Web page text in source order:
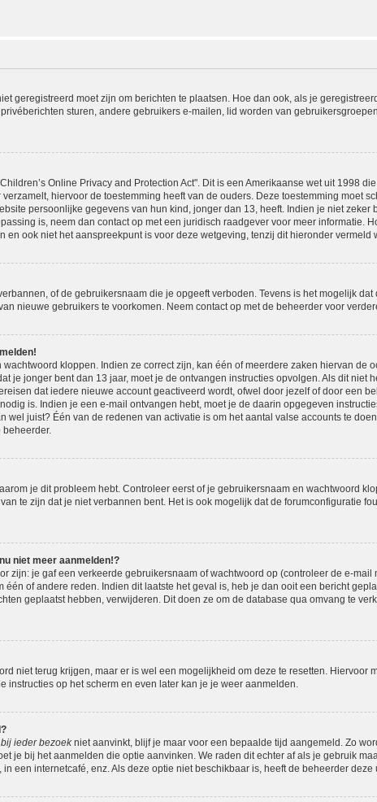
geregistreerd moet zijn om berichten te plaatsen. Hoe dan ook, als je
sturen, andere gebruikers e-mailen, lid worden van
Online Privacy and Protection Act". Dit is een Amerikaanse wet uit 1998
hiervoor de toestemming heeft van de ouders. Deze toestemming moet
persoonlijke gegevens van hun kind, jonger dan 13, heeft. Indien je niet zeker
is, neem dan contact op met een juridisch raadgever voor meer informatie.
en ook niet het aanspreekpunt is voor deze wetgeving, tenzij dit hieronder vermeld
of de gebruikersnaam die je opgeeft verboden. Tevens is het mogelijk
nieuwe gebruikers te voorkomen. Neem contact op met de beheerder voor
kloppen. Indien ze correct zijn, kan één of meerdere zaken hiervan de
je jonger bent dan 13 jaar, moet je de ontvangen instructies opvolgen. Als dit niet
dat iedere nieuwe account geactiveerd wordt, ofwel door jezelf of door een
is. Indien je een e-mail ontvangen hebt, moet je de daarin opgegeven
wel juist? Één van de redenen van activatie is om het aantal valse accounts te
beheerder.
je dit probleem hebt. Controleer eerst of je gebruikersnaam en wachtwoord
te zijn dat je niet verbannen bent. Het is ook mogelijk dat de forumconfiguratie
niet meer aanmelden!?
zijn: je gaf een verkeerde gebruikersnaam of wachtwoord op (controleer de e-mail
één of andere reden. Indien dit laatste het geval is, heb je dan ooit een bericht
geplaatst hebben, verwijderen. Dit doen ze om de database qua omvang te
niet terug krijgen, maar er is wel een mogelijkheid om deze te resetten. Hiervoor
instructies op het scherm en even later kan je je weer aanmelden.
ieder bezoekniet aanvinkt, blijf je maar voor een bepaalde tijd aangemeld. Zo
je bij het aanmelden die optie aanvinken. We raden dit echter af als je gebruik
een internetcafé, enz. Als deze optie niet beschikbaar is, heeft de beheerder deze